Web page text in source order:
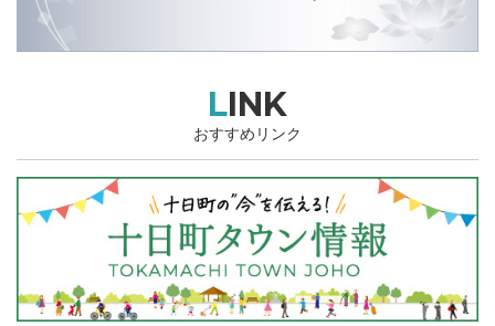
LINK
おすすめリンク